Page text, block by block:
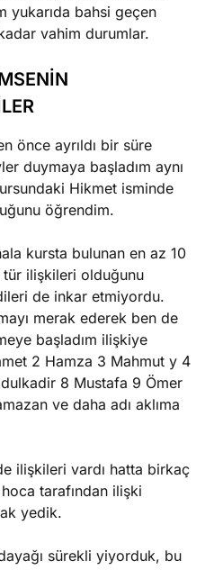
yukarıda bahsi geçen
vahim durumlar.
önce ayrıldı bir süre
duymaya başladım aynı
Hikmet isminde
öğrendim.
kursta bulunan en az 10
ilişkileri olduğunu
de inkar etmiyordu.
merak ederek ben de
başladım ilişkiye
2 Hamza 3 Mahmut y 4
8 Mustafa 9 Ömer
ve daha adı aklıma
ilişkileri vardı hatta birkaç
tarafından ilişki
yedik.
sürekli yiyorduk, bu